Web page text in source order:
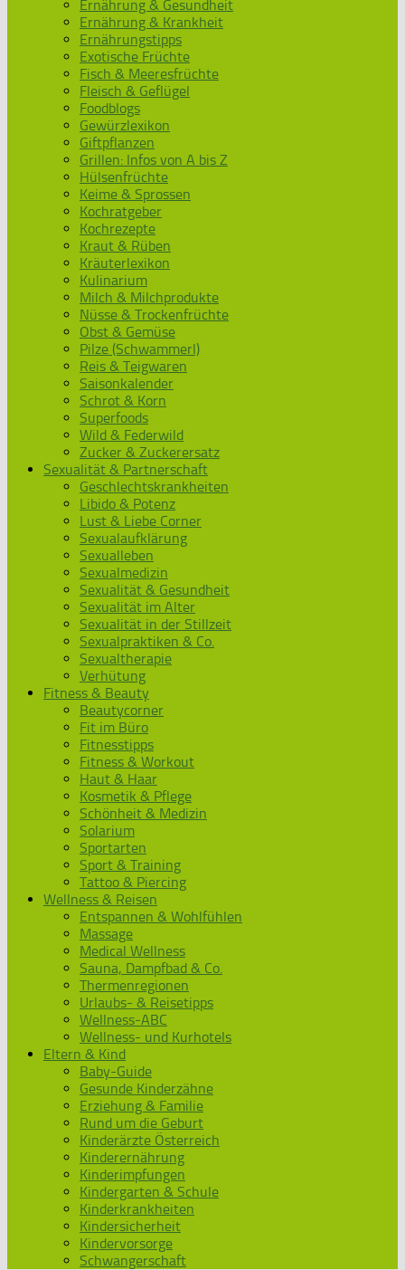
Ernährung & Gesundheit
Ernährung & Krankheit
Ernährungstipps
Exotische Früchte
Fisch & Meeresfrüchte
Fleisch & Geflügel
Foodblogs
Gewürzlexikon
Giftpflanzen
Grillen: Infos von A bis Z
Hülsenfrüchte
Keime & Sprossen
Kochratgeber
Kochrezepte
Kraut & Rüben
Kräuterlexikon
Kulinarium
Milch & Milchprodukte
Nüsse & Trockenfrüchte
Obst & Gemüse
Pilze (Schwammerl)
Reis & Teigwaren
Saisonkalender
Schrot & Korn
Superfoods
Wild & Federwild
Zucker & Zuckerersatz
Sexualität & Partnerschaft
Geschlechtskrankheiten
Libido & Potenz
Lust & Liebe Corner
Sexualaufklärung
Sexualleben
Sexualmedizin
Sexualität & Gesundheit
Sexualität im Alter
Sexualität in der Stillzeit
Sexualpraktiken & Co.
Sexualtherapie
Verhütung
Fitness & Beauty
Beautycorner
Fit im Büro
Fitnesstipps
Fitness & Workout
Haut & Haar
Kosmetik & Pflege
Schönheit & Medizin
Solarium
Sportarten
Sport & Training
Tattoo & Piercing
Wellness & Reisen
Entspannen & Wohlfühlen
Massage
Medical Wellness
Sauna, Dampfbad & Co.
Thermenregionen
Urlaubs- & Reisetipps
Wellness-ABC
Wellness- und Kurhotels
Eltern & Kind
Baby-Guide
Gesunde Kinderzähne
Erziehung & Familie
Rund um die Geburt
Kinderärzte Österreich
Kinderernährung
Kinderimpfungen
Kindergarten & Schule
Kinderkrankheiten
Kindersicherheit
Kindervorsorge
Schwangerschaft